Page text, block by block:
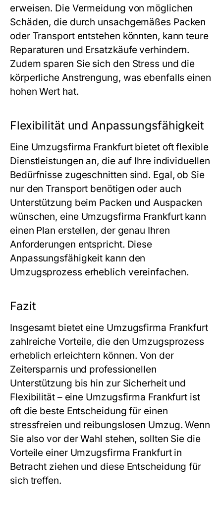
erweisen. Die Vermeidung von möglichen
Schäden, die durch unsachgemäßes Packen
oder Transport entstehen könnten, kann teure
Reparaturen und Ersatzkäufe verhindern.
Zudem sparen Sie sich den Stress und die
körperliche Anstrengung, was ebenfalls einen
hohen Wert hat.
Flexibilität und Anpassungsfähigkeit
Eine Umzugsfirma Frankfurt bietet oft flexible
Dienstleistungen an, die auf Ihre individuellen
Bedürfnisse zugeschnitten sind. Egal, ob Sie
nur den Transport benötigen oder auch
Unterstützung beim Packen und Auspacken
wünschen, eine Umzugsfirma Frankfurt kann
einen Plan erstellen, der genau Ihren
Anforderungen entspricht. Diese
Anpassungsfähigkeit kann den
Umzugsprozess erheblich vereinfachen.
Fazit
Insgesamt bietet eine Umzugsfirma Frankfurt
zahlreiche Vorteile, die den Umzugsprozess
erheblich erleichtern können. Von der
Zeitersparnis und professionellen
Unterstützung bis hin zur Sicherheit und
Flexibilität – eine Umzugsfirma Frankfurt ist
oft die beste Entscheidung für einen
stressfreien und reibungslosen Umzug. Wenn
Sie also vor der Wahl stehen, sollten Sie die
Vorteile einer Umzugsfirma Frankfurt in
Betracht ziehen und diese Entscheidung für
sich treffen.